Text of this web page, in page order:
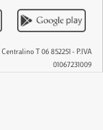
T 06 852251 - P.IVA
01067231009